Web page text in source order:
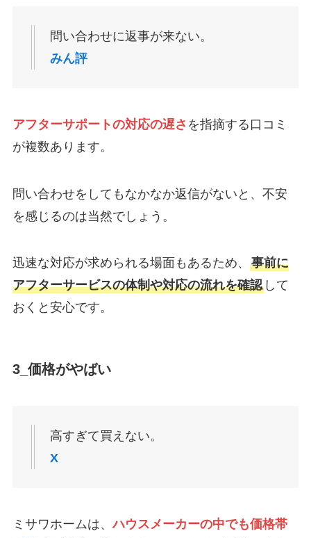
問い合わせに返事が来ない。
みん評
アフターサポートの対応の遅さ を指摘する口コミ
が複数あります。
問い合わせをしてもなかなか返信がないと、不安
を感じるのは当然でしょう。
迅速な対応が求められる場面もあるため、 事前に
アフターサービスの体制や対応の流れを確認して
おくと安心です。
3_価格がやばい
高すぎて買えない。
X
ミサワホームは、ハウスメーカーの中でも価格帯